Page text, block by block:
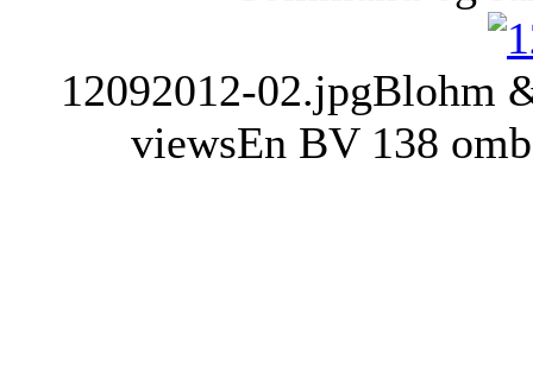
12092012-02.jpgBlohm
viewsEn BV 138